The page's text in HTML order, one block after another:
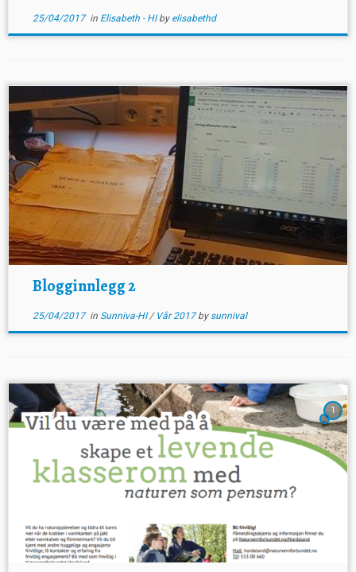
25/04/2017in Elisabeth - HIby elisabethd
Blogginnlegg 2
25/04/2017in Sunniva-HI/ Vår 2017by sunnival
1